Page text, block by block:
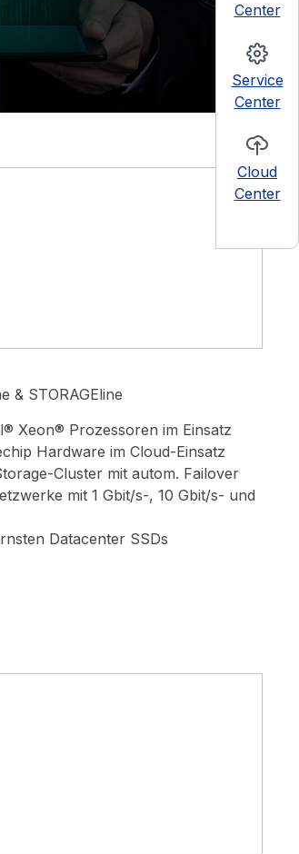
Center
Service
Center
Cloud
Center
& STORAGEline
Xeon® Prozessoren im Einsatz
Hardware im Cloud-Einsatz
Cluster mit autom. Failover
mit 1 Gbit/s-, 10 Gbit/s- und
Datacenter SSDs